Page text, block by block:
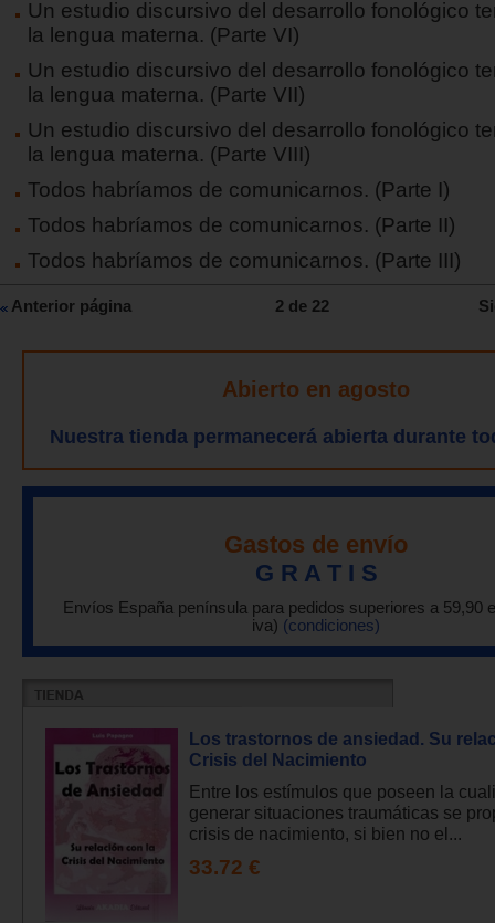
Un estudio discursivo del desarrollo fonológico
la lengua materna. (Parte VI)
Un estudio discursivo del desarrollo fonológico
la lengua materna. (Parte VII)
Un estudio discursivo del desarrollo fonológico
la lengua materna. (Parte VIII)
Todos habríamos de comunicarnos. (Parte I)
Todos habríamos de comunicarnos. (Parte II)
Todos habríamos de comunicarnos. (Parte III)
Anterior página 2 de 22
Abierto en agosto
Nuestra tienda permanecerá abierta durante
Gastos de envío
G R A T I S
Envíos España península para pedidos superiores a 59,90
iva) (condiciones)
Los trastornos de ansiedad. Su
Crisis del Nacimiento
Entre los estímulos que poseen la
generar situaciones traumáticas se
crisis de nacimiento, si bien no el...
33.72 €